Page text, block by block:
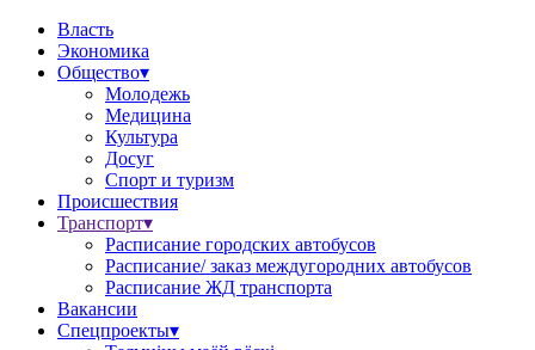
Власть
Экономика
Общество▾
Молодежь
Медицина
Культура
Досуг
Спорт и туризм
Происшествия
Транспорт▾
Расписание городских автобусов
Расписание/ заказ междугородних автобусов
Расписание ЖД транспорта
Вакансии
Спецпроекты▾